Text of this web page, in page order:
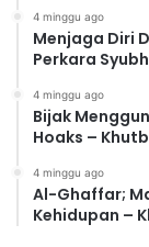
4 minggu ago
Menjaga Diri
Perkara
4 minggu ago
Bijak
Hoaks –
4 minggu ago
Al-Ghaffar;
Kehidupan –